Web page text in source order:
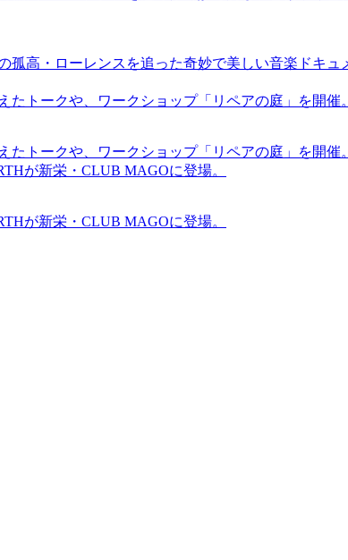
孤高・ローレンスを追った奇妙で美しい音楽ドキ
トークや、ワークショップ「リペアの庭」を開催。
トークや、ワークショップ「リペアの庭」を開催。
が新栄・CLUB MAGOに登場。
が新栄・CLUB MAGOに登場。